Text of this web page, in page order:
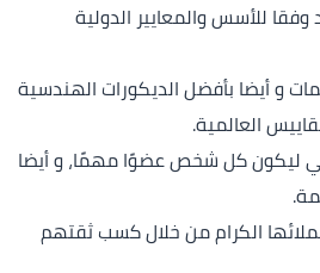
للأسس والمعايير الدولية
و أيضا بأفضل الديكورات الهندسية
العالمية.
ليكون كل شخص عضوًا مهمًا، و أيضا
الكرام من خلال كسب ثقتهم